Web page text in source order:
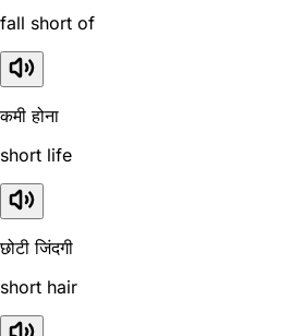
fall short of
कमी होना
short life
छोटी जिंदगी
short hair